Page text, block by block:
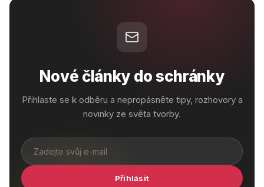
Nové články do schránky
Přihlaste se k odběru a nepropásněte tipy, rozhovory a
novinky ze světa tvorby.
Přihlásit